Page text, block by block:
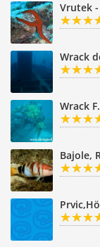
Vrutek
Wrack
Wrack
Bajole,